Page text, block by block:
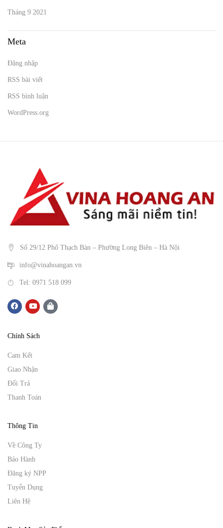
Tháng 9 2021
Meta
Đăng nhập
RSS bài viết
RSS bình luận
WordPress.org
Số 29/12 Phố Thạch Bàn – Phường Long Biên – Hà Nội
info@vinahoangan.vn
Tel: 0971 518 099
Chính Sách
Cam Kết
Giao Nhận
Đổi Trả
Thanh Toán
Thông Tin
Về Công Ty
Bảo Hành
Đăng ký NPP
Tuyển Dụng
Liên Hệ